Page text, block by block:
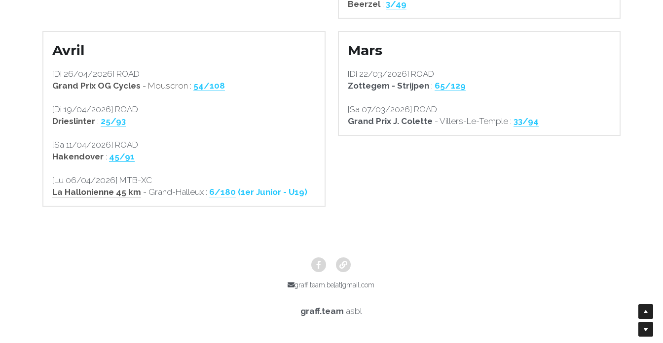
Beerzel : 3/49
Avril
[Di 26/04/2026] ROAD
Grand Prix OG Cycles - Mouscron : 54/108
[Di 19/04/2026] ROAD
Drieslinter : 25/93
[Sa 11/04/2026] ROAD
Hakendover : 45/91
[Lu 06/04/2026] MTB-XC
La Hallonienne 45 km - Grand-Halleux : 6/180 (1er Junior - U19)
Mars
[Di 22/03/2026] ROAD
Zottegem - Strijpen : 65/129
[Sa 07/03/2026] ROAD
Grand Prix J. Colette - Villers-Le-Temple : 33/94
graff.team.be[at]gmail.com
graff.team asbl